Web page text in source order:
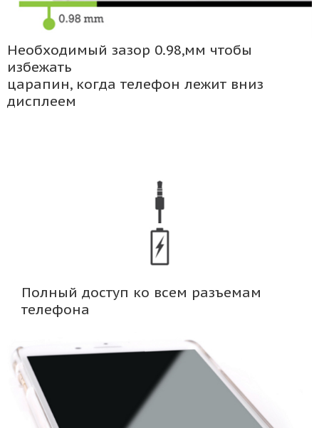
Необходимый зазор 0.98,мм чтобы
избежать
царапин, когда телефон лежит вниз
дисплеем
Полный доступ ко всем разъемам
телефона